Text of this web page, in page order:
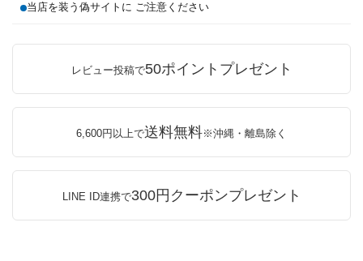
当店を装う偽サイトに ご注意ください
レビュー投稿で50ポイントプレゼント
6,600円以上で送料無料※沖縄・離島除く
LINE ID連携で300円クーポンプレゼント